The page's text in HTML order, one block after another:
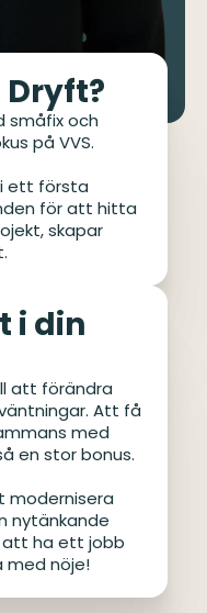
småfix och
på VVS.
ett första
för att hitta
skapar
i din
att förändra
Att få
med
en stor bonus.
modernisera
nytänkande
att ha ett jobb
med nöje!